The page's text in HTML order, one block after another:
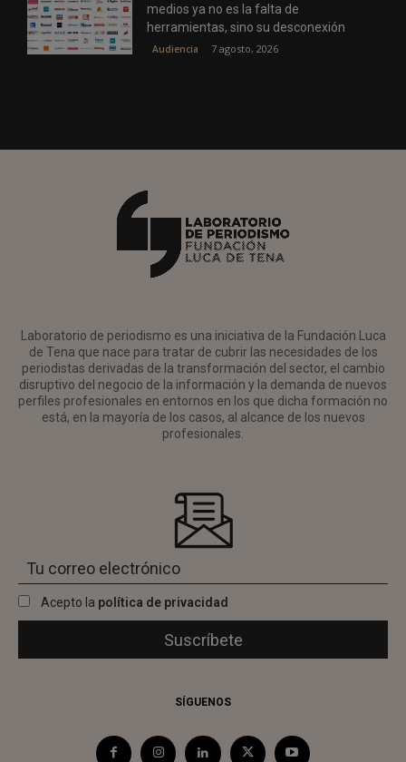
medios ya no es la falta de
herramientas, sino su desconexión
Audiencia 7 agosto, 2026
Laboratorio de periodismo es una iniciativa de la Fundación Luca
de Tena que nace para tratar de cubrir las necesidades de los
periodistas derivadas de la transformación del sector, el cambio
disruptivo del negocio de la información y la demanda de nuevos
perfiles profesionales en entornos en los que dicha formación no
está, en la mayoría de los casos, al alcance de los nuevos
profesionales.
Acepto la política de privacidad
SÍGUENOS